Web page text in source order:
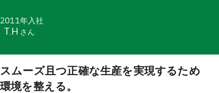
T.H さん
2011年入社
スムーズ且つ正確な生産を実現するため
環境を整える。